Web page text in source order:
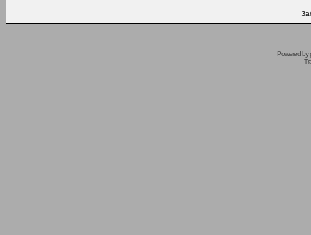
Powered by